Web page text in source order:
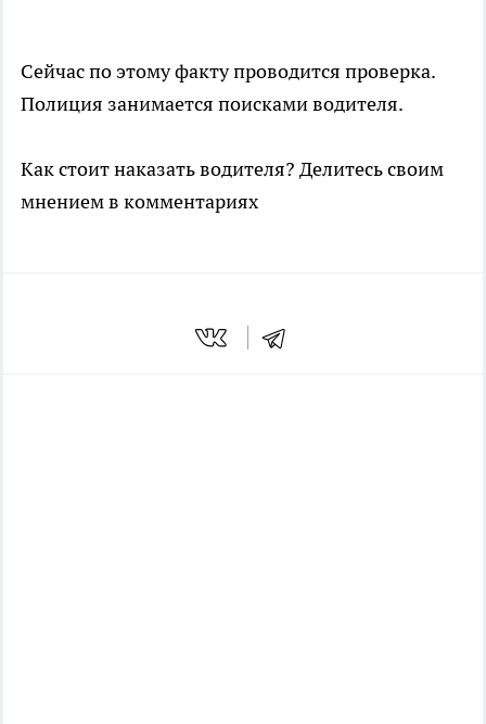
Сейчас по этому факту проводится проверка.
Полиция занимается поисками водителя.
Как стоит наказать водителя? Делитесь своим
мнением в комментариях